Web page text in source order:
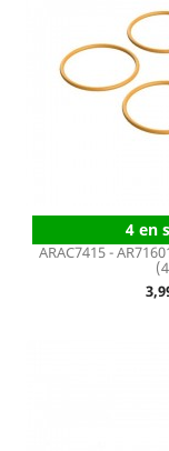
4 en
ARAC7415 -